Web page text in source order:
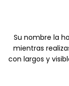
Su nombre la
mientras
con largos y